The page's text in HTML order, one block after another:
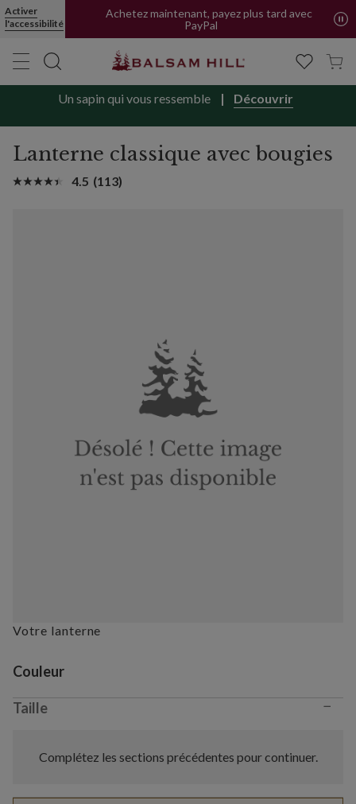
Activer
l'accessibilité
Achetez maintenant, payez plus tard avec
PayPal
Un sapin qui vous ressemble Découvrir
Lanterne classique avec bougies
4.5 (113)
Votre lanterne
Variant selection
Couleur
Taille −
Complétez les sections précédentes pour continuer.